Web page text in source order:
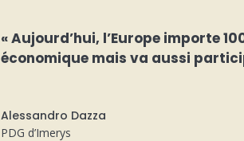
« Aujourd’hui, l’Europe importe
économique mais va aussi
Alessandro Dazza
PDG d’Imerys